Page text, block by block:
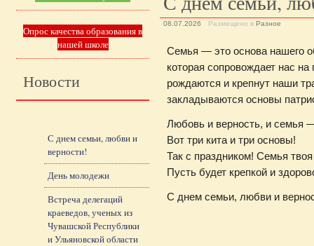
08.07.2026 Размещено в Разное
Семья — это основа нашего
которая сопровождает нас
рождаются и крепнут наши
закладываются основы
Любовь и верность, и семья
Вот три кита и три основы!
Так с праздником! Семья твоя
Пусть будет крепкой и
С днем семьи, любви и
Опрос качества образования в
нашей школе
Новости
С днем семьи, любви и
верности!
День молодежи
Встреча делегаций
краеведов, ученых из
Чувашской Республики
и Ульяновской области